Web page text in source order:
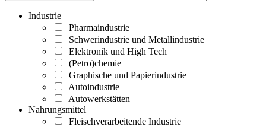
Industrie
Pharmaindustrie
Schwerindustrie und Metallindustrie
Elektronik und High Tech
(Petro)chemie
Graphische und Papierindustrie
Autoindustrie
Autowerkstätten
Nahrungsmittel
Fleischverarbeitende Industrie